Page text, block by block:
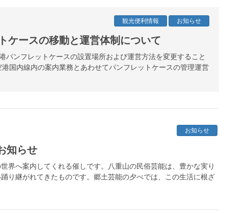
お知らせ
観光便利情報
ケースの移動と運営体制について
パンフレットケースの設置場所および運営方法を変更すること
国内線内の案内業務とあわせてパンフレットケースの管理運営
お知らせ
知らせ
界へ案内してくれる催しです。八重山の民俗芸能は、豊かな実り
り継がれてきたものです。郷土芸能の夕べでは、この生活に根ざ